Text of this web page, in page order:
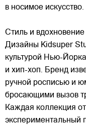
в носимое искусство.
Стиль и вдохновение
Дизайны Kidsuper
культурой Нью-
и хип-хоп. Бренд
ручной росписью и
бросающими вызов
Каждая коллекция
экспериментальный